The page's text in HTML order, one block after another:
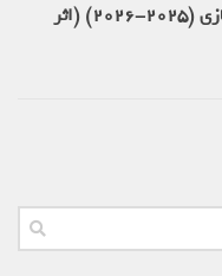
قوانین تکنیکی فدراسیون جهانی شمشیربازی (2025-2026) (اثر